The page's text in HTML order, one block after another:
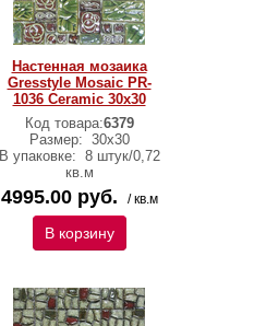
Настенная мозаика
Gresstyle Mosaic PR-
1036 Ceramic 30х30
Код товара:6379
Размер: 30х30
В упаковке: 8 штук/0,72
кв.м
4995.00 руб. / кв.м
В корзину